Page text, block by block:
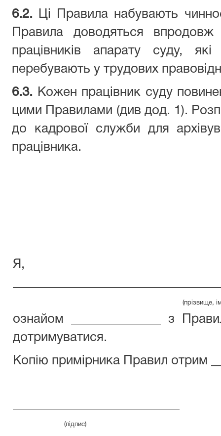
6.2.
Ці Правила набувають
Правила доводяться
працівників апарату суду,
перебувають у трудових
6.3.
Кожен працівник суду
цими Правилами (див дод. 1).
до кадрової служби для
працівника.
Я,
(прізвище, ім'я, по
ознайом ______________ з
дотримуватися.
Копію примірника Правил отрим
(підпис)